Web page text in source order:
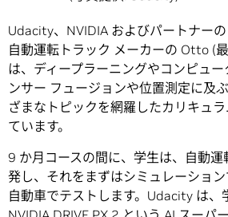
Udacity、NVIDIA およびパートナー
自動運転トラック メーカーの Otto (
は、ディープラーニングやコンピュ
ンサー フュージョンや位置測定に及
ざまなトピックを網羅したカリキュ
ています。
9 か月コースの間に、学生は、自動運
発し、それをまずはシミュレーショ
自動車でテストします。Udacity は、